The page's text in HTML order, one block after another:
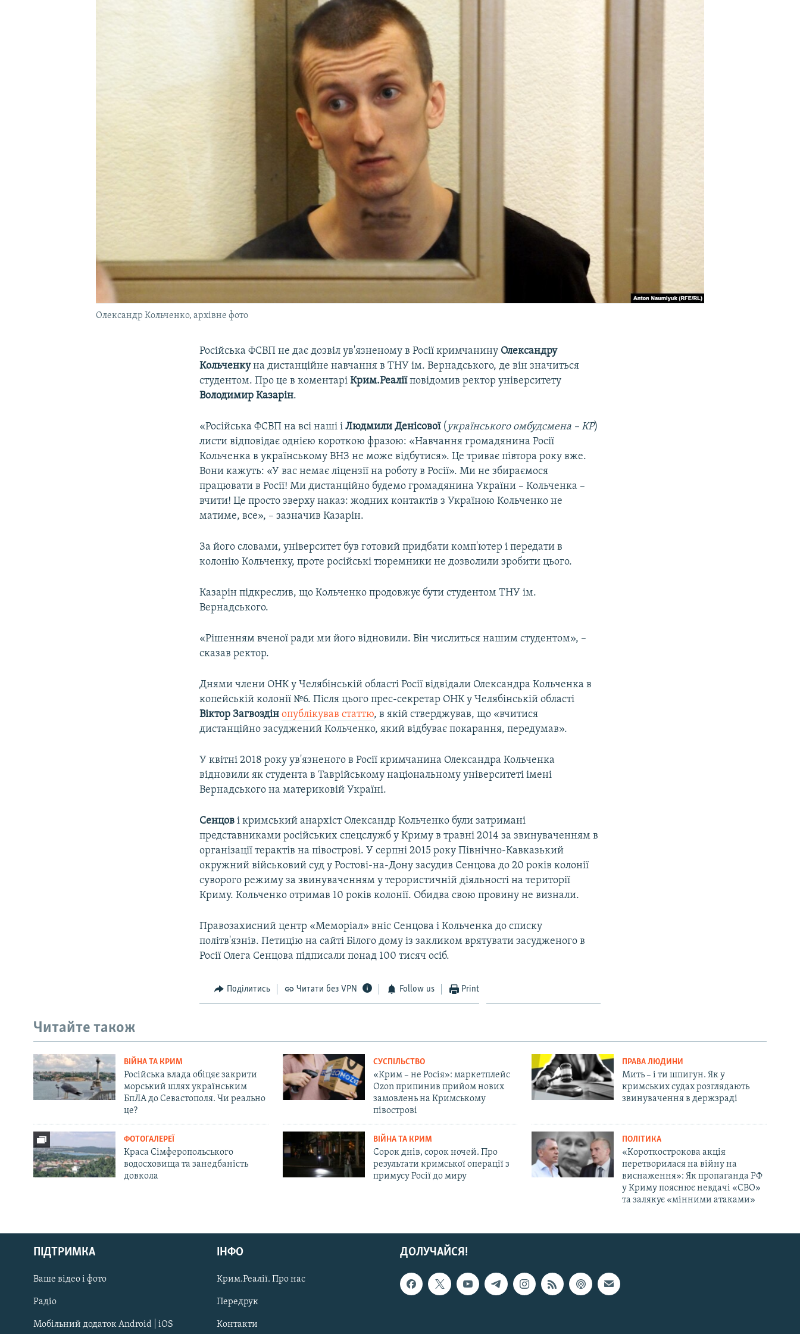
Русский
Qırımtatar
ДОЛУЧАЙСЯ!
Олександр Кольченко, архівне фото
Російська ФСВП не дає дозвіл ув'язненому в Росії кримчанину Олександру
Кольченкуна дистанційне навчання в ТНУ ім. Вернадського, де він значиться
студентом. Про це в коментаріКрим.Реаліїповідомив ректор університету
Володимир Казарін.
«Російська ФСВП на всі наші іЛюдмили Денісової( українського омбудсмена – КР)
листи відповідає однією короткою фразою: «Навчання громадянина Росії
Кольченка в українському ВНЗ не може відбутися». Це триває півтора року вже.
Вони кажуть: «У вас немає ліцензії на роботу в Росії». Ми не збираємося
працювати в Росії! Ми дистанційно будемо громадянина України – Кольченка –
вчити! Це просто зверху наказ: жодних контактів з Україною Кольченко не
матиме, все», – зазначив Казарін.
За його словами, університет був готовий придбати комп'ютер і передати в
колонію Кольченку, проте російські тюремники не дозволили зробити цього.
Казарін підкреслив, що Кольченко продовжує бути студентом ТНУ ім.
Вернадського.
«Рішенням вченої ради ми його відновили. Він числиться нашим студентом», –
сказав ректор.
Днями члени ОНК у Челябінській області Росії відвідали Олександра Кольченка в
копейській колонії №6. Після цього прес-секретар ОНК у Челябінській області
Віктор Загвоздін опублікував статтю, в якій стверджував, що «вчитися
дистанційно засуджений Кольченко, який відбуває покарання, передумав».
У квітні 2018 року ув'язненого в Росії кримчанина Олександра Кольченка
відновили як студента в Таврійському національному університеті імені
Вернадського на материковій Україні.
Сенцов і кримський анархіст Олександр Кольченко були затримані
представниками російських спецслужб у Криму в травні 2014 за звинуваченням в
організації терактів на півострові. У серпні 2015 року Північно-Кавказький
окружний військовий суд у Ростові-на-Дону засудив Сенцова до 20 років колонії
суворого режиму за звинуваченням у терористичній діяльності на території
Криму. Кольченко отримав 10 років колонії. Обидва свою провину не визнали.
Правозахисний центр «Меморіал» вніс Сенцова і Кольченка до списку
політв'язнів. Петицію на сайті Білого дому із закликом врятувати засудженого в
Росії Олега Сенцова підписали понад 100 тисяч осіб.
Поділитись Читати без VPN Follow us Print
Читайте також
ВІЙНА ТА КРИМ
Російська влада обіцяє закрити
морський шлях українським
БпЛА до Севастополя. Чи реально
це?
СУСПІЛЬСТВО
«Крим – не Росія»: маркетплейс
Ozon припинив прийом нових
замовлень на Кримському
півострові
ПРАВА ЛЮДИНИ
Мить – і ти шпигун. Як у
кримських судах розглядають
звинувачення в держзраді
ФОТОГАЛЕРЕЇ
Краса Сімферопольського
водосховища та занедбаність
довкола
ВІЙНА ТА КРИМ
Сорок днів, сорок ночей. Про
результати кримської операції з
примусу Росії до миру
ПОЛІТИКА
«Короткострокова акція
перетворилася на війну на
виснаження»: Як пропаганда РФ
у Криму пояснює невдачі «СВО»
та залякує «мінними атаками»
ДОЛУЧАЙСЯ!
ПІДТРИМКА
Ваше відео і фото
Радіо
Мобільний додаток Android | iOS
ІНФО
Крим.Реалії. Про нас
Передрук
Контакти